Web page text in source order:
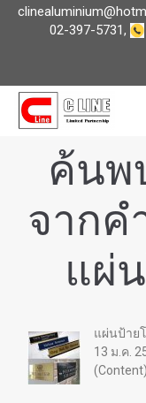
02-397-5731,
ค้นพ
จากค
แผ่
แผ่นป้าย
13 ม.ค.
(Content)